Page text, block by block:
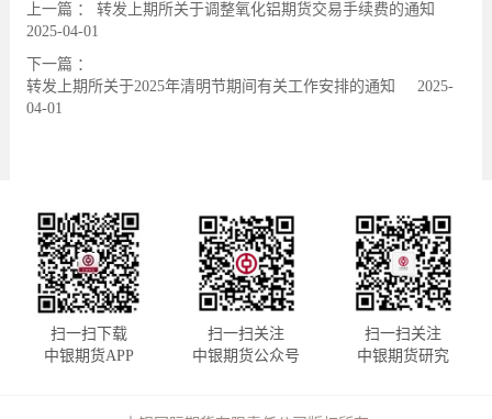
上一篇 ： 转发上期所关于调整氧化铝期货交易手续费的通知
2025-04-01
下一篇 ：
转发上期所关于2025年清明节期间有关工作安排的通知
2025-
04-01
扫一扫下载
中银期货APP
扫一扫关注
中银期货公众号
扫一扫关注
中银期货研究